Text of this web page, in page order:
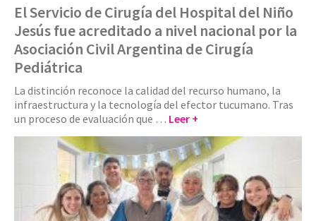
El Servicio de Cirugía del Hospital del Niño
Jesús fue acreditado a nivel nacional por la
Asociación Civil Argentina de Cirugía
Pediátrica
La distinción reconoce la calidad del recurso humano, la
infraestructura y la tecnología del efector tucumano. Tras
un proceso de evaluación que … Leer +